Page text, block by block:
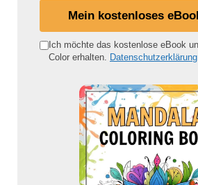
e
Mein kostenloses
Ich möchte das kostenlose eBook
Color erhalten. Datenschutzerklärung